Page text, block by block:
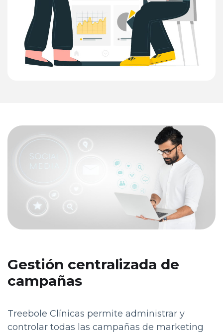
Gestión centralizada de
campañas
Treebole Clínicas permite administrar y
controlar todas las campañas de marketing